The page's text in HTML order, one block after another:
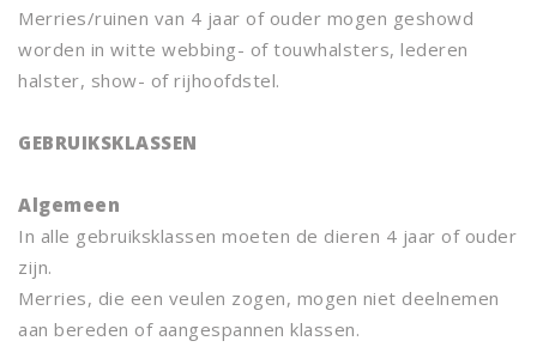
Merries/ruinen van 4 jaar of ouder mogen geshowd
worden in witte webbing- of touwhalsters, lederen
halster, show- of rijhoofdstel.
GEBRUIKSKLASSEN
Algemeen
In alle gebruiksklassen moeten de dieren 4 jaar of ouder
zijn.
Merries, die een veulen zogen, mogen niet deelnemen
aan bereden of aangespannen klassen.